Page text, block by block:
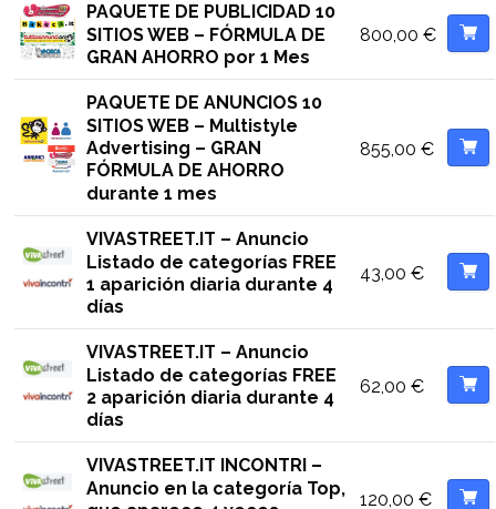
PAQUETE DE PUBLICIDAD 10
SITIOS WEB – FÓRMULA DE
GRAN AHORRO por 1 Mes
800,00 €
PAQUETE DE ANUNCIOS 10
SITIOS WEB – Multistyle
Advertising – GRAN
FÓRMULA DE AHORRO
durante 1 mes
855,00 €
VIVASTREET.IT – Anuncio
Listado de categorías FREE
1 aparición diaria durante 4
días
43,00 €
VIVASTREET.IT – Anuncio
Listado de categorías FREE
2 aparición diaria durante 4
días
62,00 €
VIVASTREET.IT INCONTRI –
Anuncio en la categoría Top,
120,00 €